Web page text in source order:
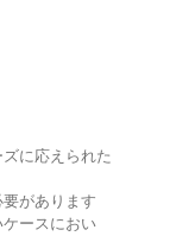
に応えられた
があります
ースにおい